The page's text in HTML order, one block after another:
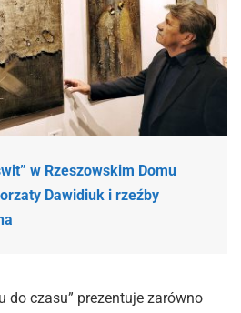
w Rzeszowskim Domu
Dawidiuk i rzeźby
do czasu” prezentuje zarówno